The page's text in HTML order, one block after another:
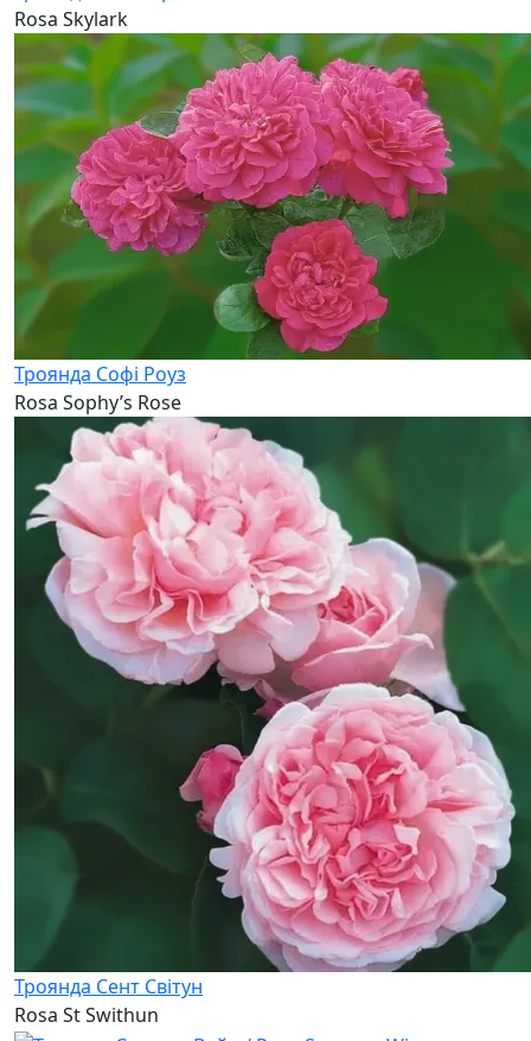
Rosa Skylark
Троянда Софі Роуз
Rosa Sophy’s Rose
Троянда Сент Світун
Rosa St Swithun